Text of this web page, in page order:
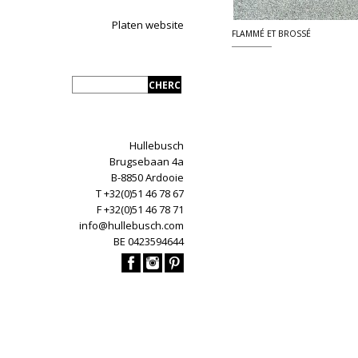
Platen website
Hullebusch
Brugsebaan 4a
B-8850 Ardooie
T +32(0)51 46 78 67
F +32(0)51 46 78 71
info@hullebusch.com
BE 0423594644
FLAMMÉ ET BROSSÉ